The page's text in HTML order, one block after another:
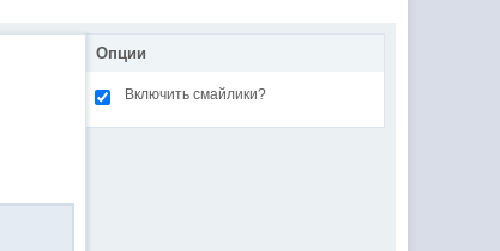
Опции
Включить смайлики?